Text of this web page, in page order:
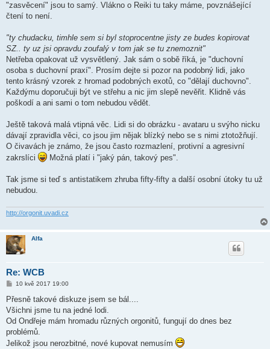
"zasvěcení" jsou to samý. Vlákno o Reiki tu taky máme, povznášející
čtení to není.
"ty chudacku, timhle sem si byl stoprocentne jisty ze budes kopirovat
SZ.. ty uz jsi opravdu zoufalý v tom jak se tu znemoznit"
Netřeba opakovat už vysvětlený. Jak sám o sobě říká, je "duchovní
osoba s duchovní praxí". Prosím dejte si pozor na podobný lidi, jako
tento krásný vzorek z hromad podobných exotů, co "dělají duchovno".
Každýmu doporučuji být ve střehu a nic jim slepě nevěřit. Klidně vás
poškodí a ani sami o tom nebudou vědět.
Ještě taková malá vtipná věc. Lidi si do obrázku - avataru u svýho nicku
dávají zpravidla věci, co jsou jim nějak blízký nebo se s nimi ztotožňují.
O čivavách je známo, že jsou často rozmazlení, protivní a agresivní
zakrslíci
Možná platí i "jaký pán, takový pes".
Tak jsme si teď s antistatikem zhruba fifty-fifty a další osobní útoky tu už
nebudou.
http://orgonit.uvadi.cz
Alfa
Re: WCB
P
í
p
ě
e
k
10 kvě 2017 19:00
Přesně takové diskuze jsem se bál....
Všichni jsme tu na jedné lodi.
Od Ondřeje mám hromadu různých orgonitů, fungují do dnes bez
problémů.
Jelikož jsou nerozbitné, nové kupovat nemusím